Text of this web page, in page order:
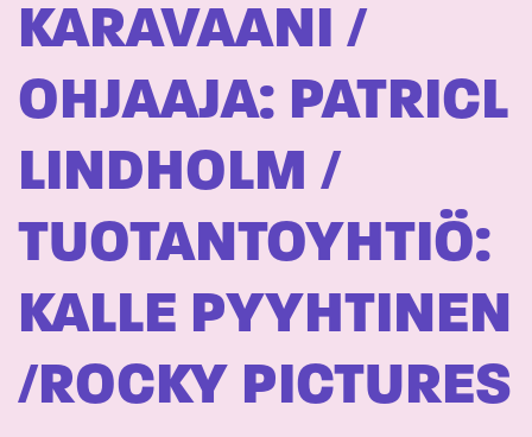
KARAVAANI /
OHJAAJA: PATRICL
LINDHOLM /
TUOTANTOYHTIÖ:
KALLE PYYHTINEN
/ROCKY PICTURES